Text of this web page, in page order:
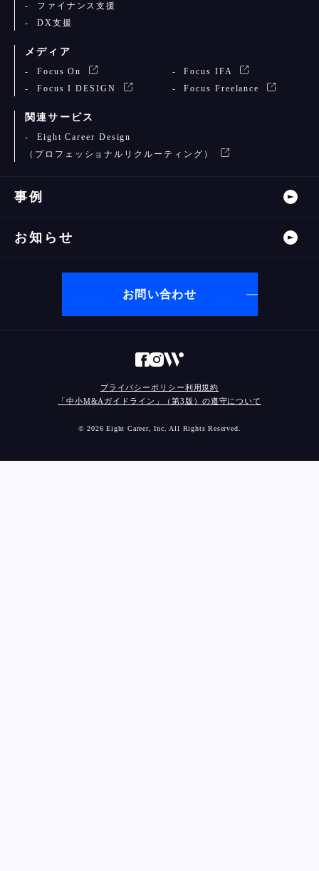
ファイナンス支援
DX支援
メディア
Focus On
Focus IFA
Focus I DESIGN
Focus Freelance
関連サービス
Eight Career Design
（プロフェッショナルリクルーティング）
事例
お知らせ
お問い合わせ
プライバシーポリシー利用規約
「中小M&Aガイドライン」（第3版）の遵守について
© 2026 Eight Career, Inc. All Rights Reserved.